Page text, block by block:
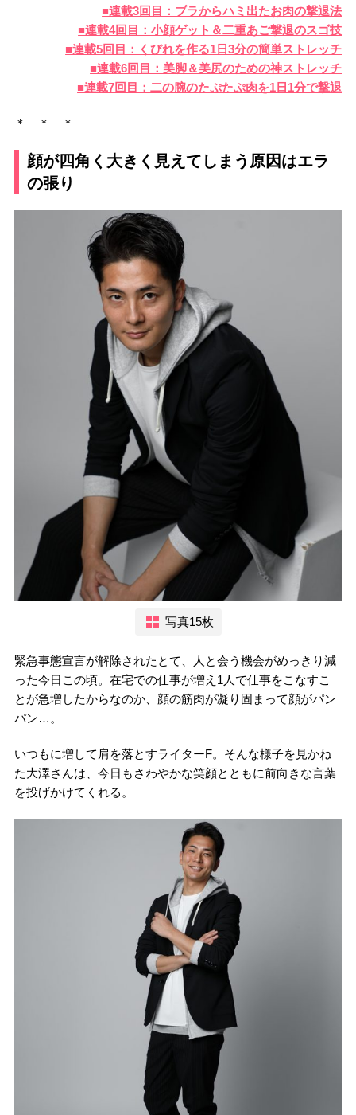
■連載3回目：ブラからハミ出たお肉の撃退法
■連載4回目：小顔ゲット＆二重あご撃退のスゴ技
■連載5回目：くびれを作る1日3分の簡単ストレッチ
■連載6回目：美脚＆美尻のための神ストレッチ
■連載7回目：二の腕のたぷたぷ肉を1日1分で撃退
＊ ＊ ＊
顔が四角く大きく見えてしまう原因はエラ
の張り
写真15枚
緊急事態宣言が解除されたとて、人と会う機会がめっきり減
った今日この頃。在宅での仕事が増え1人で仕事をこなすこ
とが急増したからなのか、顔の筋肉が凝り固まって顔がパン
パン…。
いつもに増して肩を落とすライターF。そんな様子を見かね
た大澤さんは、今日もさわやかな笑顔とともに前向きな言葉
を投げかけてくれる。